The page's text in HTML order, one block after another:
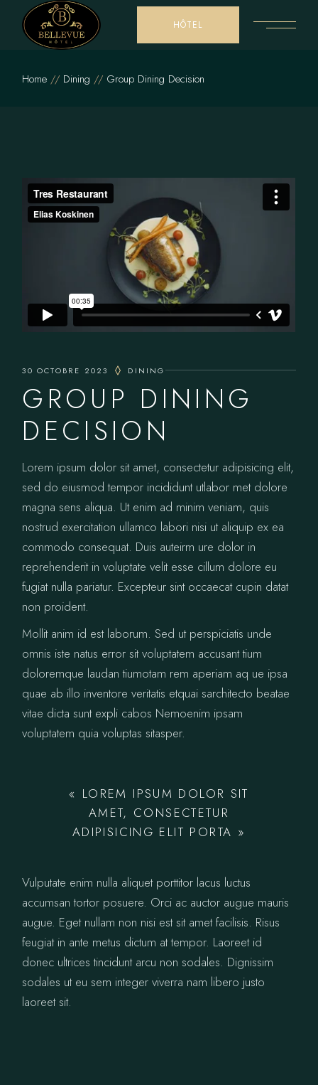
HÔTEL
Home Dining Group Dining Decision
30 OCTOBRE 2023 DINING
GROUP DINING
DECISION
Lorem ipsum dolor sit amet, consectetur adipisicing elit,
sed do eiusmod tempor incididunt utlabor met dolore
magna sens aliqua. Ut enim ad minim veniam, quis
nostrud exercitation ullamco labori nisi ut aliquip ex ea
commodo consequat. Duis auteirm ure dolor in
reprehenderit in voluptate velit esse cillum dolore eu
fugiat nulla pariatur. Excepteur sint occaecat cupin datat
non proident.
Mollit anim id est laborum. Sed ut perspiciatis unde
omnis iste natus error sit voluptatem accusant tium
doloremque laudan tiumotam rem aperiam aq ue ipsa
quae ab illo inventore veritatis etquai sarchitecto beatae
vitae dicta sunt expli cabos Nemoenim ipsam
voluptatem quia voluptas sitasper.
« LOREM IPSUM DOLOR SIT
AMET, CONSECTETUR
ADIPISICING ELIT PORTA »
Vulputate enim nulla aliquet porttitor lacus luctus
accumsan tortor posuere. Orci ac auctor augue mauris
augue. Eget nullam non nisi est sit amet facilisis. Risus
feugiat in ante metus dictum at tempor. Laoreet id
donec ultrices tincidunt arcu non sodales. Dignissim
sodales ut eu sem integer viverra nam libero justo
laoreet sit.